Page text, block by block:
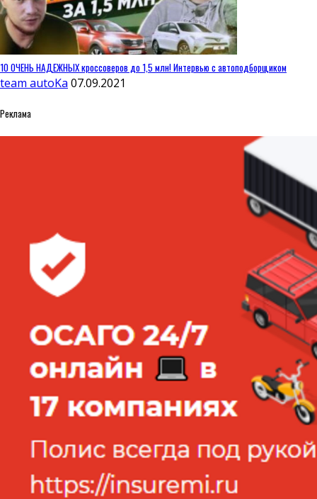
10 ОЧЕНЬ НАДЕЖНЫХ кроссоверов до 1,5 млн! Интервью с автоподборщиком
team autoKa 07.09.2021
Реклама